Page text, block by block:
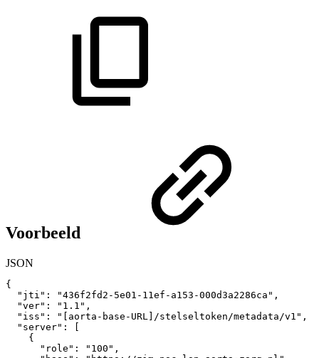
Voorbeeld
JSON
{
"jti" : "436f2fd2-5e01-11ef-a153-000d3a2286ca" ,
"ver" : "1.1" ,
"iss" : "[aorta-base-URL]/stelseltoken/metadata/v1" ,
"server" :
{
"role" : "100" ,